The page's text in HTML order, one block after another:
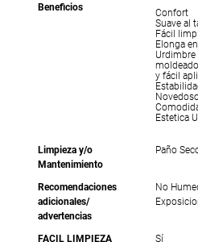
Beneficios
Confort
Suave al
Fácil
Elonga
Urdimbre
y fácil
Estetica
Limpieza y/o
Mantenimiento
Paño
Recomendaciones
adicionales/
advertencias
No
FACIL LIMPIEZA Sí